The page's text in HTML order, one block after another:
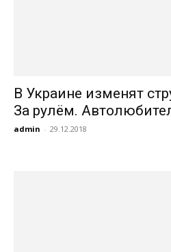
В Украине изменят
За рулём.
admin - 29.12.2018